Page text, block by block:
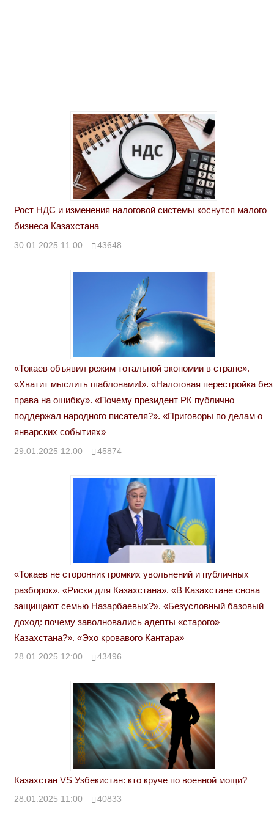
Рост НДС и изменения налоговой системы коснутся малого
бизнеса Казахстана
30.01.2025 11:00 43648
«Токаев объявил режим тотальной экономии в стране».
«Хватит мыслить шаблонами!». «Налоговая перестройка без
права на ошибку». «Почему президент РК публично
поддержал народного писателя?». «Приговоры по делам о
январских событиях»
29.01.2025 12:00 45874
«Токаев не сторонник громких увольнений и публичных
разборок». «Риски для Казахстана». «В Казахстане снова
защищают семью Назарбаевых?». «Безусловный базовый
доход: почему заволновались адепты «старого»
Казахстана?». «Эхо кровавого Кантара»
28.01.2025 12:00 43496
Казахстан VS Узбекистан: кто круче по военной мощи?
28.01.2025 11:00 40833